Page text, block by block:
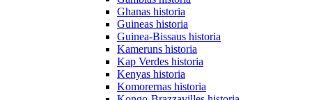
Ghanas historia
Guineas historia
Guinea-Bissaus historia
Kameruns historia
Kap Verdes historia
Kenyas historia
Komorernas historia